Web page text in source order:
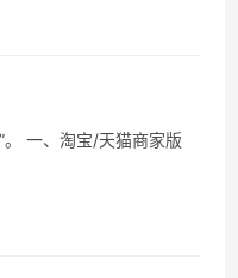
一、淘宝/天猫商家版